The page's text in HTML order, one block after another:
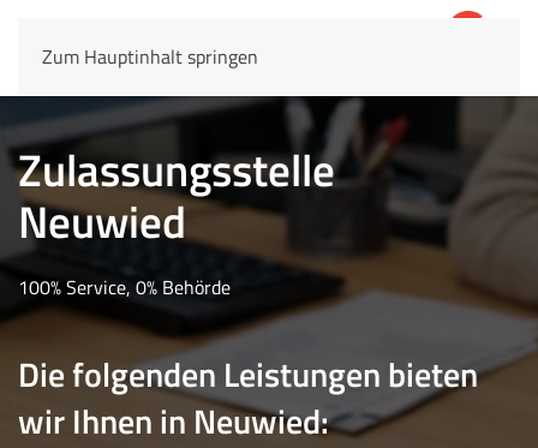
Zum Hauptinhalt springen
Zulassungsstelle
Neuwied
100% Service, 0% Behörde
Die folgenden Leistungen bieten
wir Ihnen in Neuwied: